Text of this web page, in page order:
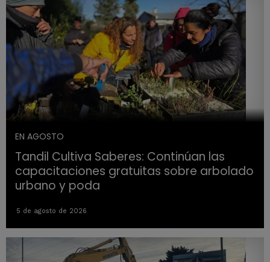
EN AGOSTO
Tandil Cultiva Saberes: Continúan las
capacitaciones gratuitas sobre arbolado
urbano y poda
5 de agosto de 2026